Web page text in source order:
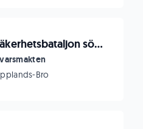
13.Säkerhetsbataljon söker Teknisk chef till bataljonstaben
Bro